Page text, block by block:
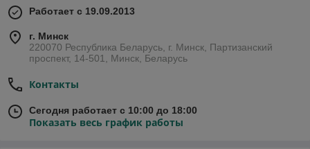
Работает с 19.09.2013
г. Минск
220070 Республика Беларусь, г. Минск, Партизанский
проспект, 14-501, Минск, Беларусь
Контакты
Сегодня работает с 10:00 до 18:00
Показать весь график работы